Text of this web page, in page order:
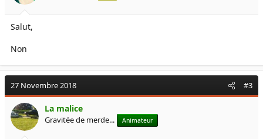
Salut,
Non
27 Novembre 2018 #3
La malice
Gravitée de merde... Animateur